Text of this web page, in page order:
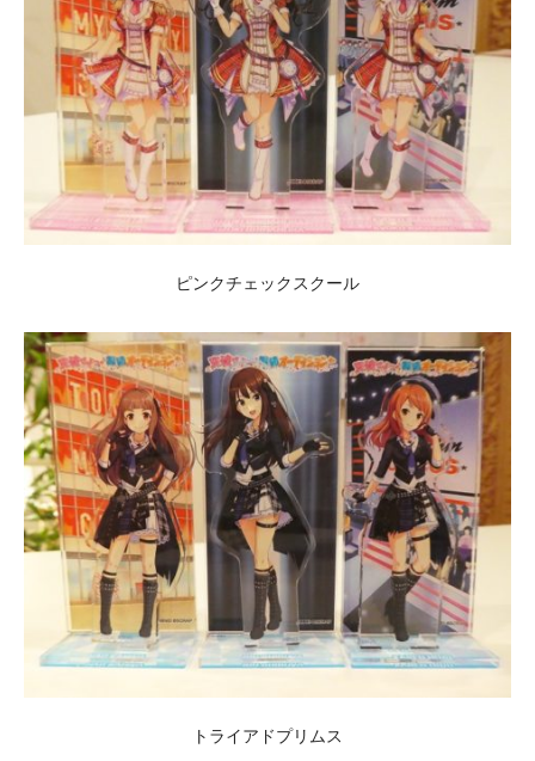
ピンクチェックスクール
トライアドプリムス